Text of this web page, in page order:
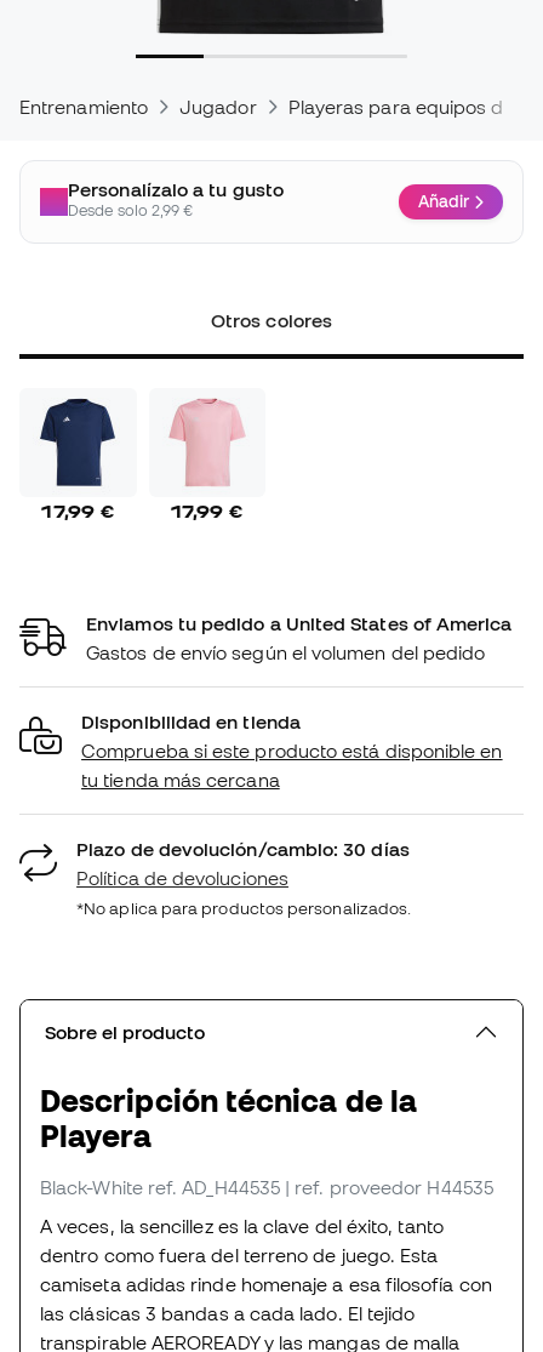
Entrenamiento Jugador Playeras para equipos de
Personalízalo a tu gusto
Desde solo 2,99 € Añadir
Otros colores
17,99 € 17,99 €
Enviamos tu pedido a United States of America
Gastos de envío según el volumen del pedido
Disponibilidad en tienda
Comprueba si este producto está disponible en
tu tienda más cercana
Plazo de devolución/cambio: 30 días
Política de devoluciones
*No aplica para productos personalizados.
Sobre el producto
Descripción técnica de la
Playera
Black-White ref. AD_H44535 | ref. proveedor H44535
A veces, la sencillez es la clave del éxito, tanto
dentro como fuera del terreno de juego. Esta
camiseta adidas rinde homenaje a esa filosofía con
las clásicas 3 bandas a cada lado. El tejido
transpirable AEROREADY y las mangas de malla